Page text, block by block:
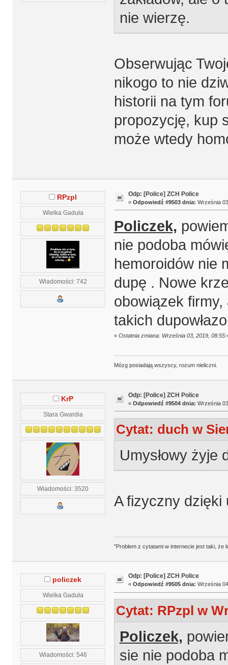
nie wierzę.
Obserwując
nikogo to nie
historii na tym
propozycję, kup
może wtedy
RPzpl
Wielka Gaduła
Wiadomości: 742
Odp: [Police] ZCH Police
« Odpowiedź #9503 dnia: Września
Policzek,
nie podoba
hemoroidów nie
dupę . Nowe
obowiązek firmy,
takich
« Ostatnia zmiana: Września 03, 2019,
Mózg posiadają wszyscy, rozum nieliczni.
KrP
Stara Gwardia
Wiadomości: 3520
Odp: [Police] ZCH Police
« Odpowiedź #9504 dnia: Września
Cytat: duch w
Umysłowy żyje
A fizyczny dzięki
"Problem z cytatami w internecie jest taki, że
policzek
Wielka Gaduła
Wiadomości: 546
Odp: [Police] ZCH Police
« Odpowiedź #9505 dnia: Września
Cytat: RPzpl w
Policzek,
sie nie podoba